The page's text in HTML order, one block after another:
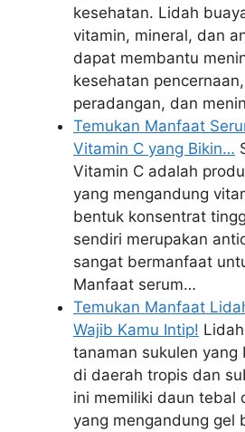
kesehatan. Lidah
vitamin, mineral, dan
dapat membantu
kesehatan
peradangan, dan
Temukan Manfaat
Vitamin C yang Bikin…
Vitamin C adalah
yang mengandung
bentuk konsentrat
sendiri merupakan
sangat bermanfaat
Manfaat serum…
Temukan Manfaat
Wajib Kamu Intip!
tanaman sukulen yang
di daerah tropis dan
ini memiliki daun tebal
yang mengandung gel